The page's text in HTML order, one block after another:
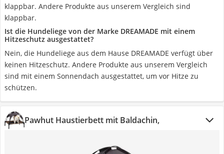
klappbar. Andere Produkte aus unserem Vergleich sind
klappbar.
Ist die Hundeliege von der Marke DREAMADE mit einem
Hitzeschutz ausgestattet?
Nein, die Hundeliege aus dem Hause DREAMADE verfügt über
keinen Hitzeschutz. Andere Produkte aus unserem Vergleich
sind mit einem Sonnendach ausgestattet, um vor Hitze zu
schützen.
Pawhut Haustierbett mit Baldachin,